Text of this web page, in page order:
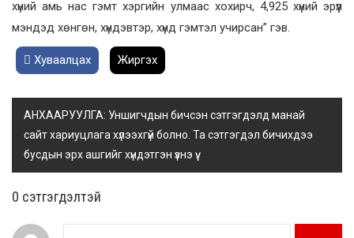
хүний амь нас гэмт хэргийн улмаас хохирч, 4,925 хүний эрүүл
мэндэд хөнгөн, хүндэвтэр, хүнд гэмтэл учирсан” гэв.
Хуваалцах Жиргэх
АНХААРУУЛГА: Уншигчдын бичсэн сэтгэгдэлд манай
сайт хариуцлага хүлээхгүй болно. Та сэтгэгдэл бичихдээ
бусдын эрх ашгийг хүндэтгэн үзнэ үү.
0 cэтгэгдэлтэй